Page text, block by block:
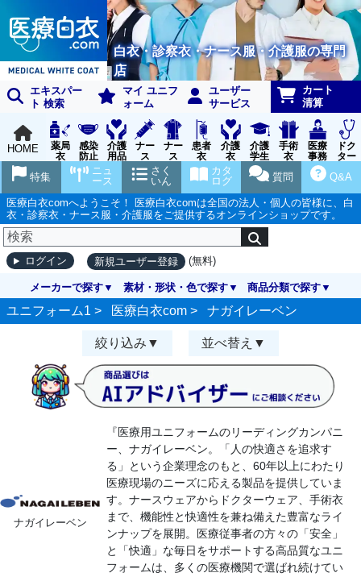
白衣・診察衣・ナース服・介護服の専門
店
エキスパー
ト 検索
マイ ユニフ
ォーム
ユーザー
サービス
カート
清算
HOME
薬局
衣
感染
防止
用品
介護
用品
ナー
ス
グッ
ズ
ナー
ス
ウェ
ア
患者
衣
介護
衣
介護
学生
実習
衣
手術
衣
医療
事務
受付
ドク
ター
ア
Q&A
質問
カタ
ログ
さく
いん
ニュ
ース
特集
医療白衣comへようこそ！ 医療白衣comは全国の法人・個人の皆様に、白
衣・診察衣・ナース服・介護服をご提供するオンラインショップです。
ログイン 新規ユーザー登録 (無料)
メーカーで探す 素材・形状・色で探す 商品分類で探す
ユニフォーム1 > 医療白衣com > ナガイレーベン
絞り込み 並べ替え
ナガイレーベン
『医療用ユニフォームのリーディングカンパニ
ー、ナガイレーベン。「人の快適さを追求す
る」という企業理念のもと、60年以上にわたり
医療現場のニーズに応える製品を提供していま
す。ナースウェアからドクターウェア、手術衣
まで、機能性と快適性を兼ね備えた豊富なライ
ンナップを展開。医療従事者の方々の「安全」
と「快適」な毎日をサポートする高品質なユニ
フォームは、多くの医療機関で選ばれ続けてい